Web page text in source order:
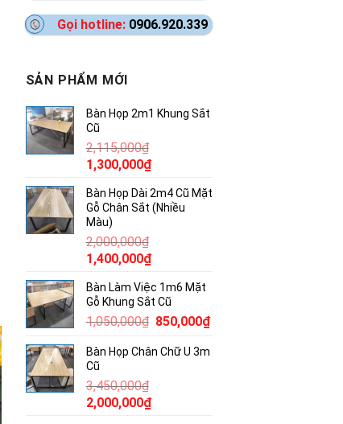
Gọi hotline: 0906.920.339
SẢN PHẨM MỚI
Bàn Họp 2m1 Khung Sắt
Cũ
2,115,000₫
Giá
là:
2,115,000₫.
1,300,000₫Giá
tại
là:
Bàn Họp Dài 2m4 Cũ Mặt
Gỗ Chân Sắt (Nhiều
Màu)
2,000,000₫
Giá
là:
2,000,000₫.
1,400,000₫Giá
tại
là:
1,400,000₫.
Bàn Làm Việc 1m6 Mặt
Gỗ Khung Sắt Cũ
1,050,000₫ Giá
là:
850,000₫Giá
Bàn Họp Chân Chữ U 3m
Cũ
3,450,000₫
Giá
2,000,000₫Giá